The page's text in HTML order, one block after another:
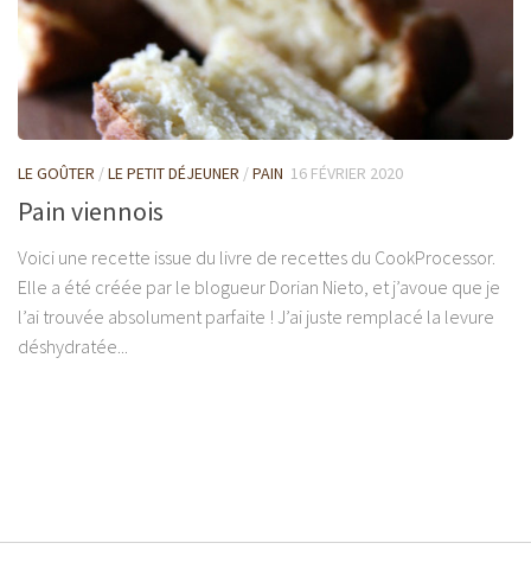
LE GOÛTER /LE PETIT DÉJEUNER /PAIN 16 FÉVRIER 2020
Pain viennois
Voici une recette issue du livre de recettes du CookProcessor.
Elle a été créée par le blogueur Dorian Nieto, et j’avoue que je
l’ai trouvée absolument parfaite ! J’ai juste remplacé la levure
déshydratée...